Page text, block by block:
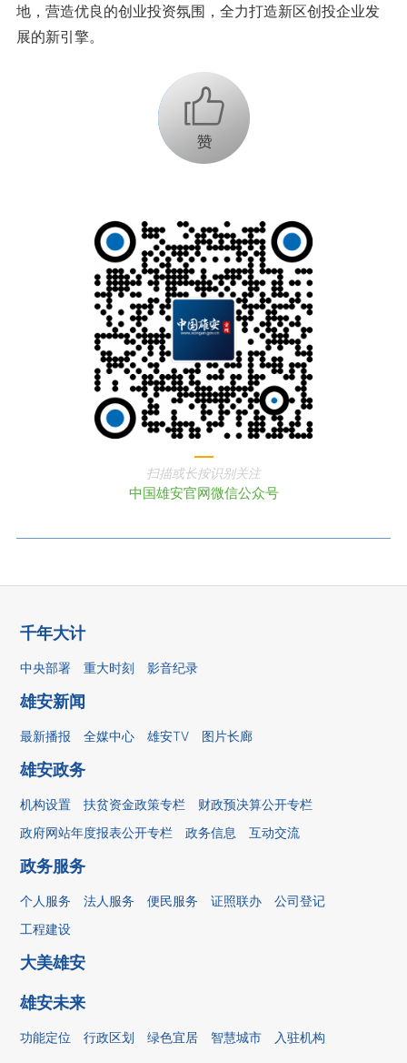
地，营造优良的创业投资氛围，全力打造新区创投企业发
展的新引擎。
+1
扫描或长按识别关注
中国雄安官网微信公众号
千年大计
中央部署 重大时刻 影音纪录
雄安新闻
最新播报 全媒中心 雄安TV 图片长廊
雄安政务
机构设置 扶贫资金政策专栏
财政预决算公开专栏
政府网站年度报表公开专栏
政务信息 互动交流
政务服务
个人服务 法人服务 便民服务 证照联办
公司登记
工程建设
大美雄安
雄安未来
功能定位 行政区划 绿色宜居 智慧城市 入驻机构